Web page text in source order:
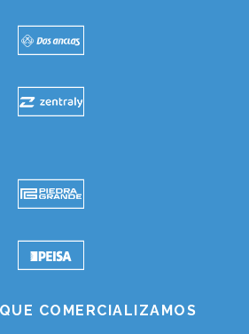
COMERCIALIZAMOS